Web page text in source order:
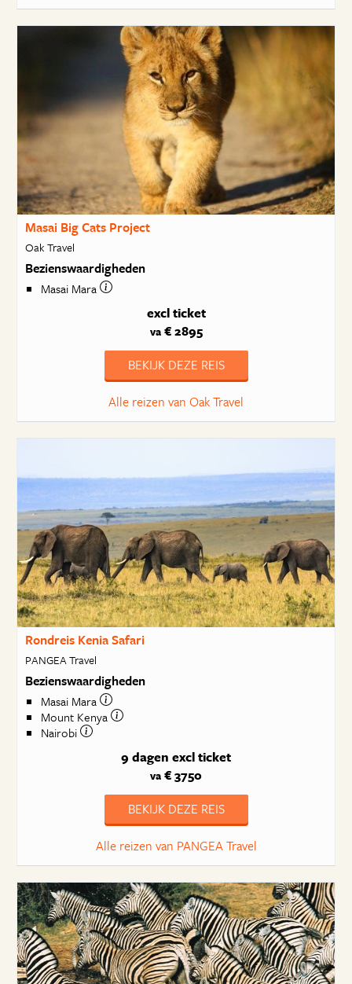
Masai Big Cats Project
Oak Travel
Bezienswaardigheden
Masai Mara
excl ticket
va€ 2895
BEKIJK DEZE REIS
Alle reizen van Oak Travel
Rondreis Kenia Safari
PANGEA Travel
Bezienswaardigheden
Masai Mara
Mount Kenya
Nairobi
9 dagen excl ticket
va € 3750
BEKIJK DEZE REIS
Alle reizen van PANGEA Travel